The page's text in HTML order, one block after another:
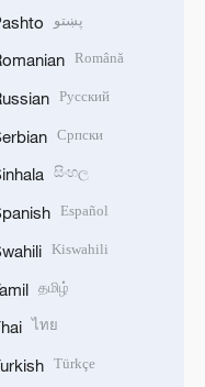
پښتو
Română
Русский
Српски
සිංහල
Español
Kiswahili
தமிழ்
ไทย
Türkçe